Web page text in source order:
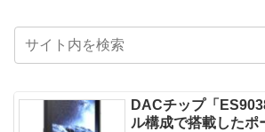
DACチップ「
ル構成で搭載したポ